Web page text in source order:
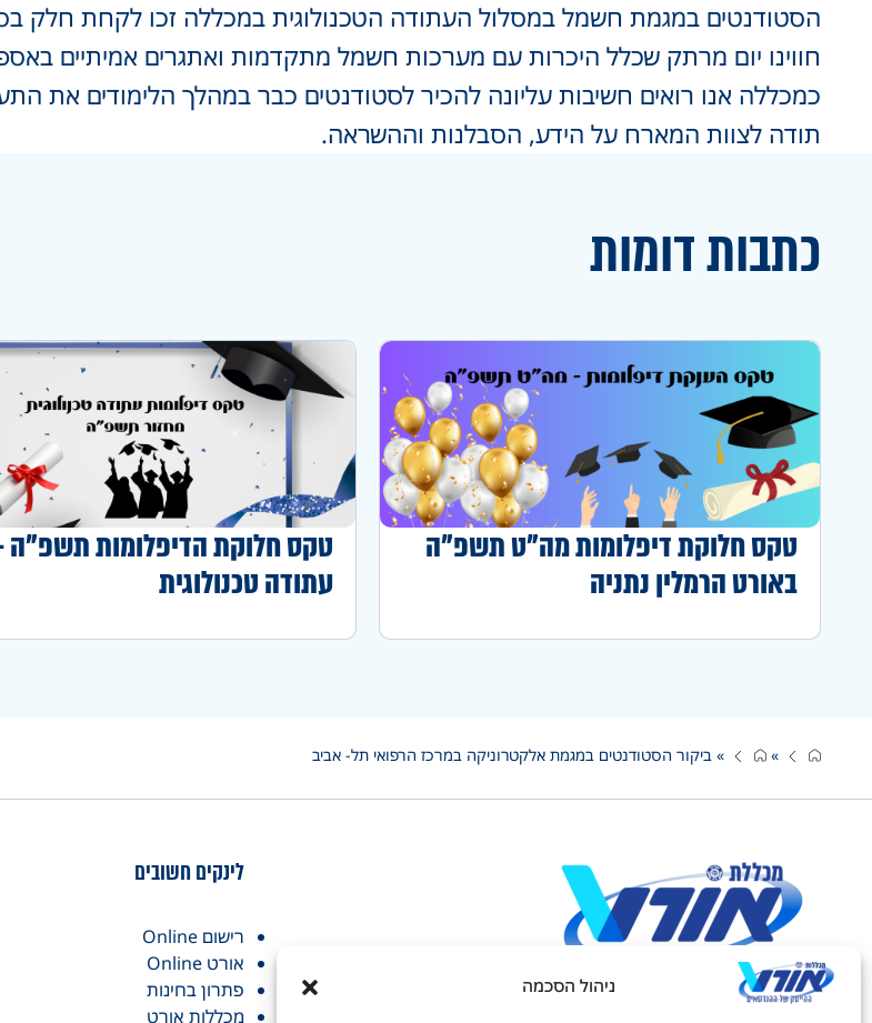
ניהול הסכמה
הסטודנטים במגמת חשמל במסלול העתודה הטכנולוגית במכללה זכו לקחת חלק
חווינו יום מרתק שכלל היכרות עם מערכות חשמל מתקדמות ואתגרים אמיתיים
כמכללה אנו רואים חשיבות עליונה להכיר לסטודנטים כבר במהלך הלימודים את
תודה לצוות המארח על הידע, הסבלנות וההשראה.
כתבות דומות
טקס חלוקת דיפלומות מה"ט תשפ"ה
באורט הרמלין נתניה
טקס חלוקת הדיפלומות תשפ"ה
עתודה טכנולוגית
»
» ביקור הסטודנטים במגמת אלקטרוניקה במרכז הרפואי תל- אביב
לינקים חשובים
רישום Online
אורט Online
פתרון בחינות
מכללות אורט